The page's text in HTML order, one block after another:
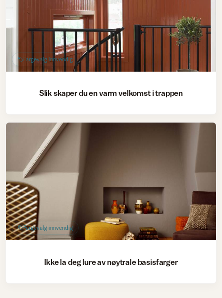
Fargevalg innvendig
Slik skaper du en varm velkomst i trappen
Fargevalg innvendig
Ikke la deg lure av nøytrale basisfarger